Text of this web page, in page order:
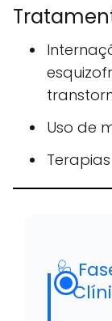
Uso de
🩺